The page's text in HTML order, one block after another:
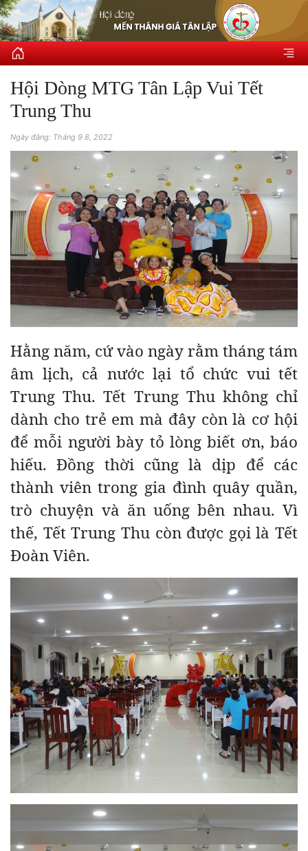
Hội Dòng MTG Tân Lập Vui Tết
Trung Thu
Ngày đăng: Tháng 9 8, 2022
Hằng năm, cứ vào ngày rằm tháng tám
âm lịch, cả nước lại tổ chức vui tết
Trung Thu. Tết Trung Thu không chỉ
dành cho trẻ em mà đây còn là cơ hội
để mỗi người bày tỏ lòng biết ơn, báo
hiếu. Đồng thời cũng là dịp để các
thành viên trong gia đình quây quần,
trò chuyện và ăn uống bên nhau. Vì
thế, Tết Trung Thu còn được gọi là Tết
Đoàn Viên.